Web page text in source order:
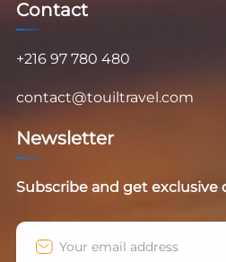
Contact
+216 97 780 480
contact@touiltravel.com
Newsletter
Subscribe and get exclusive